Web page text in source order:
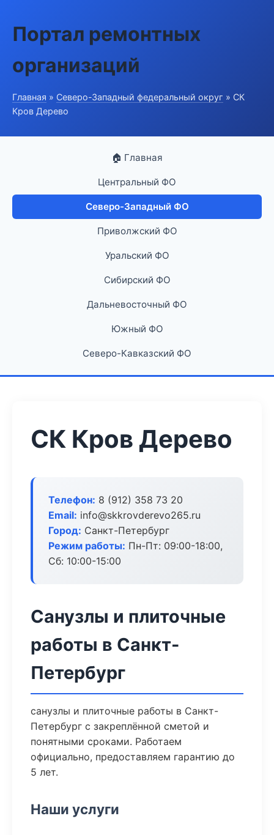
Портал ремонтных
организаций
Главная » Северо-Западный федеральный округ » СК
Кров Дерево
🏠 Главная
Центральный ФО
Северо-Западный ФО
Приволжский ФО
Уральский ФО
Сибирский ФО
Дальневосточный ФО
Южный ФО
Северо-Кавказский ФО
СК Кров Дерево
Телефон: 8 (912) 358 73 20
Email: info@skkrovderevo265.ru
Город: Санкт-Петербург
Режим работы: Пн-Пт: 09:00-18:00,
Сб: 10:00-15:00
Санузлы и плиточные
работы в Санкт-
Петербург
санузлы и плиточные работы в Санкт-
Петербург с закреплённой сметой и
понятными сроками. Работаем
официально, предоставляем гарантию до
5 лет.
Наши услуги